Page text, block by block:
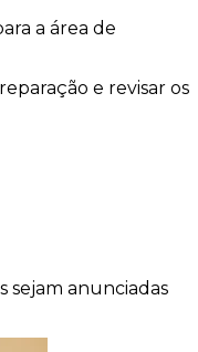
a área de
e revisar os
sejam anunciadas